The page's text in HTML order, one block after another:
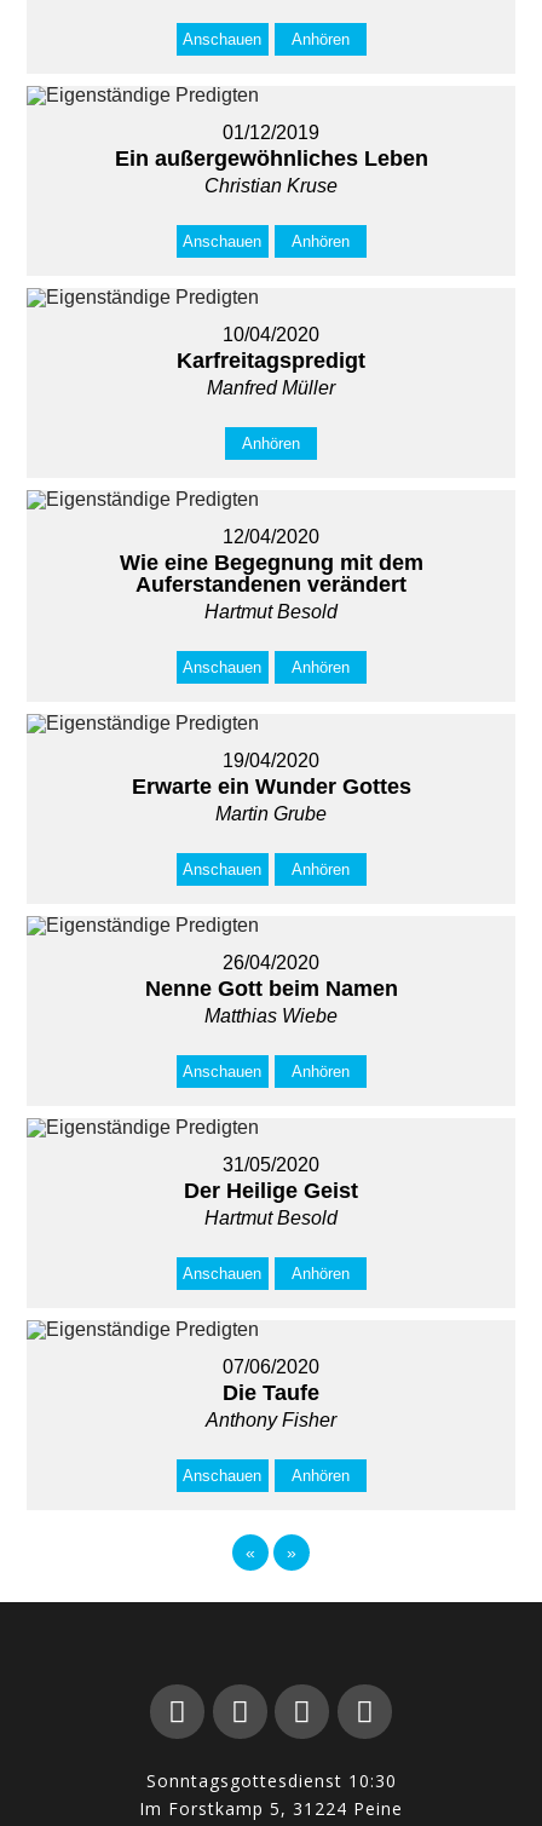
Anschauen Anhören
01/12/2019
Ein außergewöhnliches Leben
Christian Kruse
Anschauen Anhören
10/04/2020
Karfreitagspredigt
Manfred Müller
Anhören
12/04/2020
Wie eine Begegnung mit dem
Auferstandenen verändert
Hartmut Besold
Anschauen Anhören
19/04/2020
Erwarte ein Wunder Gottes
Martin Grube
Anschauen Anhören
26/04/2020
Nenne Gott beim Namen
Matthias Wiebe
Anschauen Anhören
31/05/2020
Der Heilige Geist
Hartmut Besold
Anschauen Anhören
07/06/2020
Die Taufe
Anthony Fisher
Anschauen Anhören
« »
Sonntagsgottesdienst 10:30
Im Forstkamp 5, 31224 Peine